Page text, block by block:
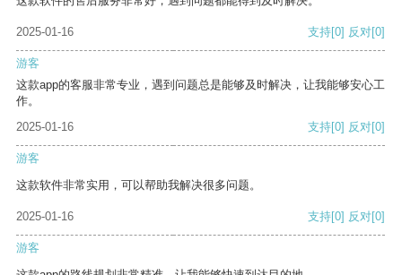
2025-01-16 支持[0] 反对[0]
游客
这款app的客服非常专业，遇到问题总是能够及时解决，让我能够安心工
作。
2025-01-16
支持[0] 反对[0]
游客
这款软件非常实用，可以帮助我解决很多问题。
2025-01-16 支持[0] 反对[0]
游客